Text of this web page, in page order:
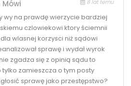
Mówi 8 lat temu
wy na prawdę wierzycie bardziej
czlowiekowi ktory ściemnii
wlasnej korzysci niż sądowi
sprawę i wydał wyrok
zgadza się z opinią sądu to
zamieszcza o tym posty
sprawę jako przestępstwo?